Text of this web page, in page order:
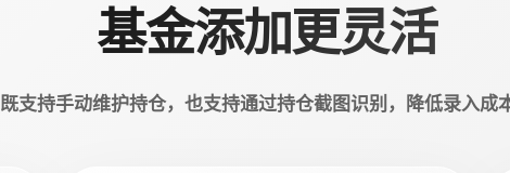
基金添加更灵活
既支持手动维护持仓，也支持通过持仓截图识别，降低录入成